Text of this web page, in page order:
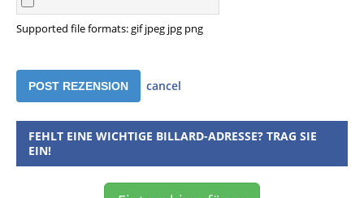
Supported file formats: gif jpeg jpg png
cancel
FEHLT EINE WICHTIGE BILLARD-ADRESSE? TRAG SIE
EIN!